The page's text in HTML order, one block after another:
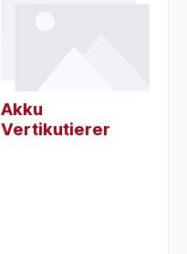
Akku
Vertikutierer